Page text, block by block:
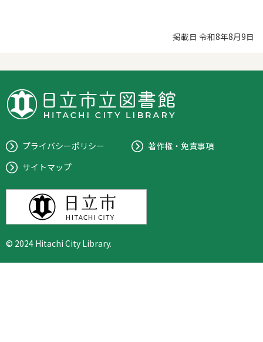
掲載日 令和8年8月9日
プライバシーポリシー
著作権・免責事項
サイトマップ
© 2024 Hitachi City Library.